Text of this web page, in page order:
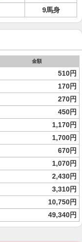
9馬身
金額
510円
170円
270円
450円
1,170円
1,700円
670円
1,070円
2,430円
3,310円
10,750円
49,340円